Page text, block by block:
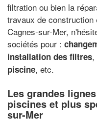
filtration ou bien la
travaux de construction
Cagnes-sur-Mer,
sociétés pour :
installation des filtres,
piscine, etc.
Les grandes
piscines et plus
sur-Mer